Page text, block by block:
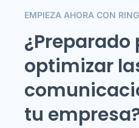
EMPIEZA AHORA CON
¿Preparado
optimizar
tu